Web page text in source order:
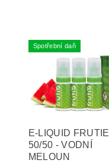
Spotřební daň
E-LIQUID FRUTIE
50/50 - VODNÍ
MELOUN